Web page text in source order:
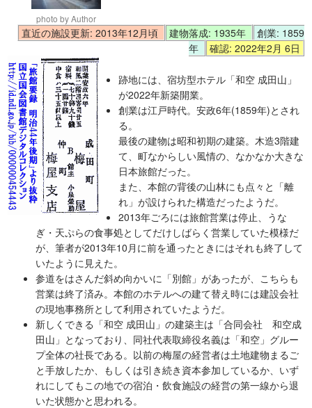
photo by Author
直近の施設更新: 2013年12月頃 建物落成: 1935年
創業: 1859
年
確認: 2022年2月 6日
跡地には、宿坊型ホテル「和空 成田山」
が2022年新築開業。
創業は江戸時代。安政6年(1859年)とされ
る。
最後の建物は昭和初期の建築。木造3階建
て、町なからしい風情の、なかなか大きな
日本旅館だった。
また、本館の背後の山林にも点々と「離
れ」が設けられた構造だったようだ。
2013年ごろには旅館営業は停止、うな
ぎ・天ぷらの食事処としてだけしばらく営業していた模様だ
が、筆者が2013年10月に前を通ったときにはそれも終了して
いたように見えた。
参道をはさんだ斜め向かいに「別館」があったが、こちらも
営業は終了済み。本館のホテルへの建て替え時には建設会社
の現地事務所として利用されていたようだ。
新しくできる「和空 成田山」の建築主は「合同会社 和空成
田山」となっており、同社代表取締役名義は「和空」グルー
プ全体の社長である。以前の梅屋の経営者は土地建物まるご
と手放したか、もしくは引き続き資本参加しているか、いず
れにしてもこの地での宿泊・飲食施設の経営の第一線から退
いた状態かと思われる。